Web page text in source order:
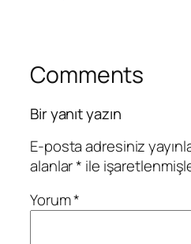
Comments
Bir yanıt yazın
E-posta adresiniz
alanlar* ile
Yorum*